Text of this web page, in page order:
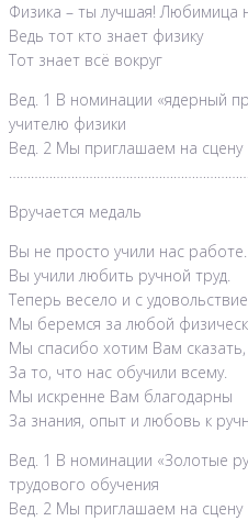
Физика – ты лучшая! Любимица
Ведь тот кто знает физику
Тот знает всё вокруг
Вед. 1 В номинации «ядерный
учителю физики
Вед. 2 Мы приглашаем на сцену
Вручается медаль
Вы не просто учили нас работе.
Вы учили любить ручной труд.
Теперь весело и с
Мы беремся за любой
Мы спасибо хотим Вам сказать,
За то, что нас обучили всему.
Мы искренне Вам благодарны
За знания, опыт и любовь к
Вед. 1 В номинации «Золотые
трудового обучения
Вед. 2 Мы приглашаем на сцену